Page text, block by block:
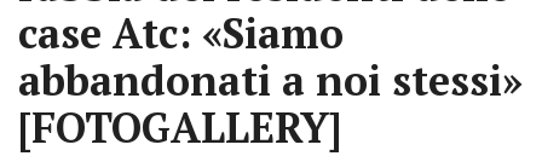
case Atc: «Siamo
abbandonati a noi stessi»
[FOTOGALLERY]